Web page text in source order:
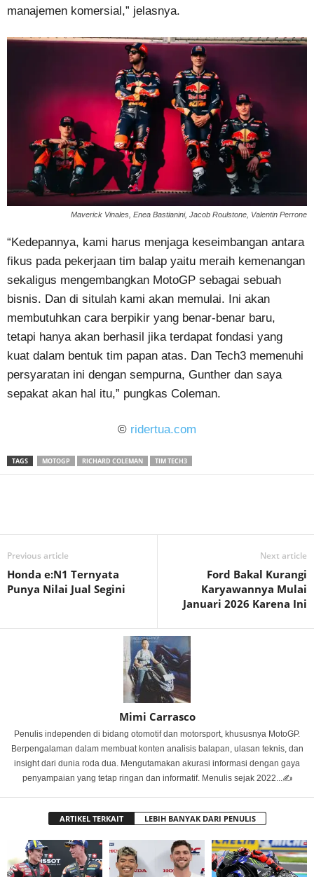
manajemen komersial,” jelasnya.
Maverick Vinales, Enea Bastianini, Jacob Roulstone, Valentin Perrone
“Kedepannya, kami harus menjaga keseimbangan antara
fikus pada pekerjaan tim balap yaitu meraih kemenangan
sekaligus mengembangkan MotoGP sebagai sebuah
bisnis. Dan di situlah kami akan memulai. Ini akan
membutuhkan cara berpikir yang benar-benar baru,
tetapi hanya akan berhasil jika terdapat fondasi yang
kuat dalam bentuk tim papan atas. Dan Tech3 memenuhi
persyaratan ini dengan sempurna, Gunther dan saya
sepakat akan hal itu,” pungkas Coleman.
© ridertua.com
TAGS MOTOGP RICHARD COLEMAN TIM TECH3
Previous article
Honda e:N1 Ternyata
Punya Nilai Jual Segini
Next article
Ford Bakal Kurangi
Karyawannya Mulai
Januari 2026 Karena Ini
Mimi Carrasco
Penulis independen di bidang otomotif dan motorsport, khususnya MotoGP.
Berpengalaman dalam membuat konten analisis balapan, ulasan teknis, dan
insight dari dunia roda dua. Mengutamakan akurasi informasi dengan gaya
penyampaian yang tetap ringan dan informatif. Menulis sejak 2022...✍️
ARTIKEL TERKAIT LEBIH BANYAK DARI PENULIS